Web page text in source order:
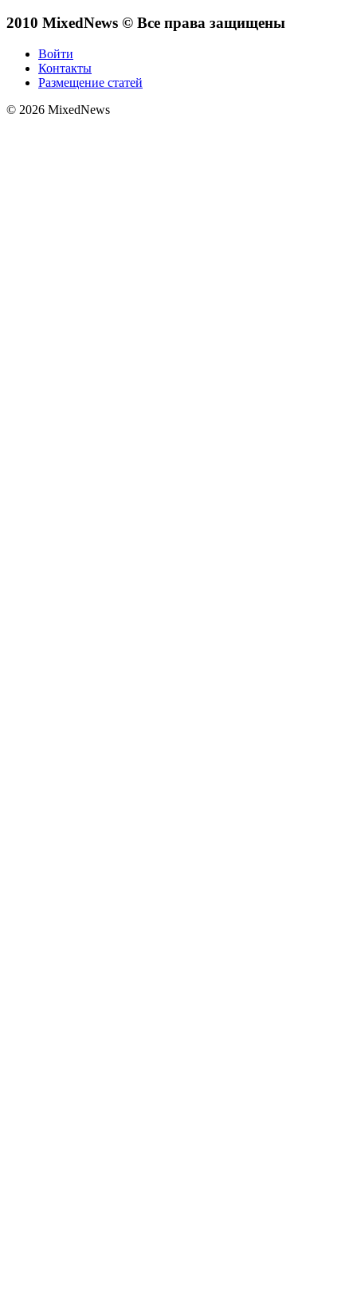
2010 MixedNews © Все права защищены
Войти
Контакты
Размещение статей
© 2026 MixedNews